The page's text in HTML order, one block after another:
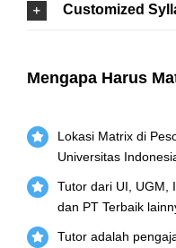
Customized
Mengapa Harus
Lokasi Matrix di
Universitas
Tutor dari UI, UGM,
dan PT Terbaik
Tutor adalah